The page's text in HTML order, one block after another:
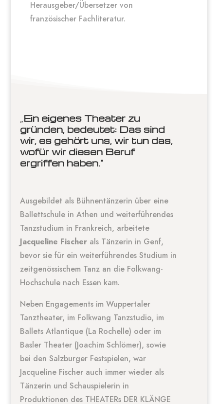
Herausgeber/Übersetzer von
französischer Fachliteratur.
Ein eigenes Theater zu
gründen, bedeutet: Das sind
wir, es gehört uns, wir tun das,
wofür wir diesen Beruf
ergriffen haben.“
Ausgebildet als Bühnentänzerin über eine
Ballettschule in Athen und weiterführendes
Tanzstudium in Frankreich, arbeitete
Jacqueline Fischerals Tänzerin in Genf,
bevor sie für ein weiterführendes Studium in
zeitgenössischem Tanz an die Folkwang-
Hochschule nach Essen kam.
Neben Engagements im Wuppertaler
Tanztheater, im Folkwang Tanzstudio, im
Ballets Atlantique (La Rochelle) oder im
Basler Theater (Joachim Schlömer), sowie
bei den Salzburger Festspielen, war
Jacqueline Fischer auch immer wieder als
Tänzerin und Schauspielerin in
Produktionen des THEATERs DER KLÄNGE